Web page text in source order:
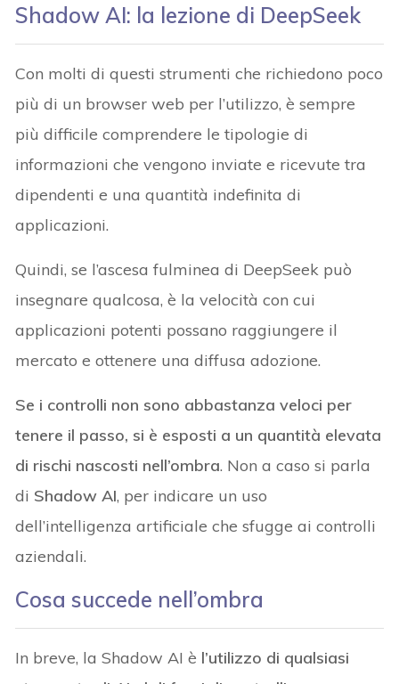
Shadow AI: la lezione di DeepSeek
Con molti di questi strumenti che richiedono poco
più di un browser web per l’utilizzo, è sempre
più difficile comprendere le tipologie di
informazioni che vengono inviate e ricevute tra
dipendenti e una quantità indefinita di
applicazioni.
Quindi, se l’ascesa fulminea di DeepSeek può
insegnare qualcosa, è la velocità con cui
applicazioni potenti possano raggiungere il
mercato e ottenere una diffusa adozione.
Se i controlli non sono abbastanza veloci per
tenere il passo, si è esposti a un quantità elevata
di rischi nascosti nell’ombra. Non a caso si parla
di Shadow AI, per indicare un uso
dell’intelligenza artificiale che sfugge ai controlli
aziendali.
Cosa succede nell’ombra
In breve, la Shadow AI è l’utilizzo di qualsiasi